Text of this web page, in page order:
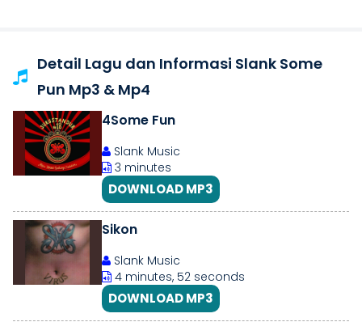
Detail Lagu dan Informasi Slank Some
Pun Mp3 & Mp4
4Some Fun
Slank Music
3 minutes
DOWNLOAD MP3
Sikon
Slank Music
4 minutes, 52 seconds
DOWNLOAD MP3